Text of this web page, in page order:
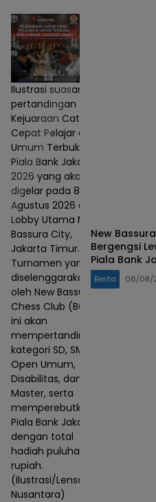
Ilustrasi suasana
pertandingan
Kejuaraan Catur
Cepat Pelajar dan
Umum Terbuka
Piala Bank Jakarta
2026 yang akan
digelar pada 8–9
Agustus 2026 di
Lobby Utama Mall
Bassura City,
Jakarta Timur.
Turnamen yang
diselenggarakan
oleh New Bassura
Chess Club (BCC)
ini akan
mempertandingkan
kategori SD, SMP,
Open Umum,
Disabilitas, dan
Master, serta
memperebutkan
Piala Bank Jakarta
dengan total
hadiah puluhan juta
rupiah.
(Ilustrasi/Lensa
Nusantara)
New
Bergengsi
Piala Bank
Berita 06/08/